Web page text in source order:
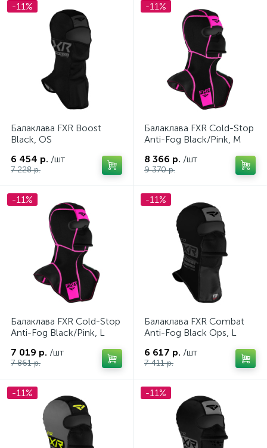
Комплектующие для оптики 6 Кофты
Куртки 9 Куртки с утеплителем 249
Лопаты и пилы 3
Носки 7 Пальто 36
Перчатки и рукавицы Подстежки 22
Сани-волокуши для снегоходов и мотобуксировщиков
Термокофты 11 Термоштаны 8
Толстовки 28 Универсальные рюкзаки 6
1
Футболки, безрукавки Шапки
Экипировочная обувь
-11%
Балаклава FXR Boost
Black, OS
6 454 р. /шт
7 228 р.
-11%
Балаклава FXR Cold-Stop
Anti-Fog Black/Pink, M
8 366 р. /шт
9 370 р.
-11%
Балаклава FXR Cold-Stop
Anti-Fog Black/Pink, L
7 019 р. /шт
7 861 р.
-11%
Балаклава FXR Combat
Anti-Fog Black Ops, L
6 617 р. /шт
7 411 р.
-11% -11%